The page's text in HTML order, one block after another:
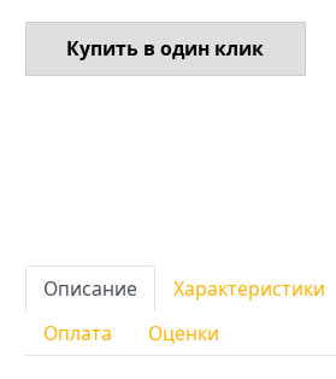
Купить в один клик
Описание Характеристики
Оплата
Оценки